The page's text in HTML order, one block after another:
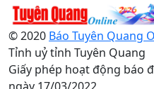
© 2020 Báo Tuyên Quang
Tỉnh uỷ tỉnh Tuyên Quang
Giấy phép hoạt động báo